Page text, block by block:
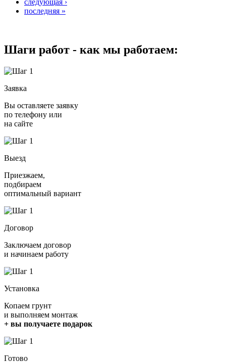
последняя »
Шаги работ - как мы работаем:
Заявка
Вы оставляете заявку
по телефону или
на сайте
Выезд
Приезжаем,
подбираем
оптимальный вариант
Договор
Заключаем договор
и начинаем работу
Установка
Копаем грунт
и выполняем монтаж
+ вы получаете подарок
Готово